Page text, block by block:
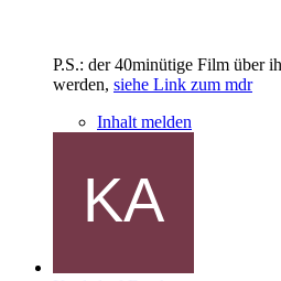
P.S.: der 40minütige Film über
werden, siehe Link zum mdr
Inhalt melden